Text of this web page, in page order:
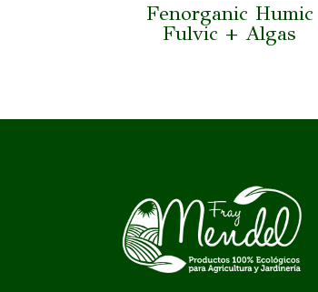
Fenorganic Humic
Fulvic + Algas